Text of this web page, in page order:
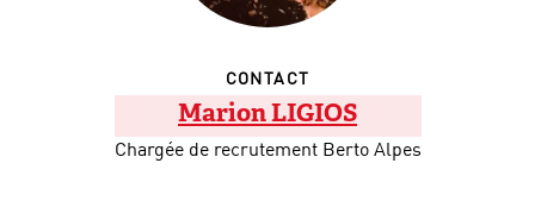
CONTACT
Marion LIGIOS
Chargée de recrutement Berto Alpes